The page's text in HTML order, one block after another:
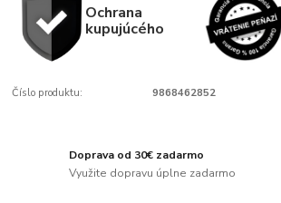
Ochrana
kupujúcého
Číslo produktu: 9868462852
Doprava od 30€ zadarmo
Využite dopravu úplne zadarmo